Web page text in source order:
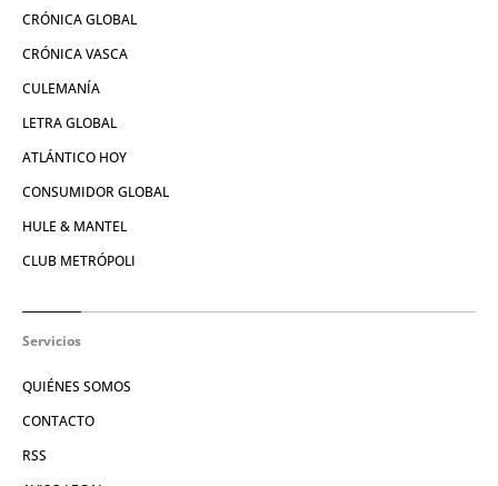
CRÓNICA GLOBAL
CRÓNICA VASCA
CULEMANÍA
LETRA GLOBAL
ATLÁNTICO HOY
CONSUMIDOR GLOBAL
HULE & MANTEL
CLUB METRÓPOLI
Servicios
QUIÉNES SOMOS
CONTACTO
RSS